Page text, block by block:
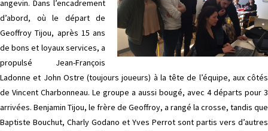
angevin. Dans l’encadrement
d’abord, où le départ de
Geoffroy Tijou, après 15 ans
de bons et loyaux services, a
propulsé Jean-François
Ladonne et John Ostre (toujours joueurs) à la tête de l’équipe, aux côtés
de Vincent Charbonneau. Le groupe a aussi bougé, avec 4 départs pour 3
arrivées. Benjamin Tijou, le frère de Geoffroy, a rangé la crosse, tandis que
Baptiste Bouchut, Charly Godano et Yves Perrot sont partis vers d’autres